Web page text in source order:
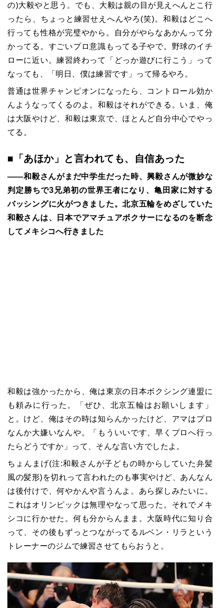
の)大毅やと思う。でも、大毅は親の目が見えへんとこ行
ったら、ちょっと練習せえへんやろ(笑)。和毅はどこへ
行っても性格が完璧やから。自分がやらなあかんって分
かってる。すごいプロ意識もってる子やで。野球のイチ
ローに近い。練習終わって「どっか遊びに行こう」って
なっても、「明日、僕は練習です」って帰るやろ。
普通は世界チャンピオンになったら、コントロール効か
んようなってくるのよ。和毅はそれができる。いま、俺
は大阪やけど、和毅は東京で、ほとんど自分中心でやっ
てる。
■「あほか」と言われても、自信あった
――和毅さんがまだ中学生だった時、興毅さんが微妙な
判定勝ちで3兄弟初の世界王者になり、亀田家に対する
バッシングに火がつきました。北京五輪をめざしていた
和毅さんは、日本でアマチュアボクサーになるのを断念
してメキシコへ行きました
和毅は強かったから、俺は東京の日本ボクシング連盟に
も頼みに行った。「ぜひ、北京五輪はお願いします」
と。けど、俺はその時は知らんかったけど、アマはプロ
なんか大嫌いなんや。「もういいです、早くプロへ行っ
たらどうですか」って、そんな言い方でしたよ。
ちょんまげ(注:和毅さんが子どもの時からしていた弁髪
風の髪形)を切れって言われたのも事実やけど、あんなん
は後付けで、何やかんや言うんよ。あら探しみたいに。
これはオリンピックは無理やなって思った。それでメキ
シコに行かせた。何も分からんまま。大阪時代に知り合
って、その後もずっとつながってるルベン・リラという
トレーナーのジムで練習させてもらおうと。